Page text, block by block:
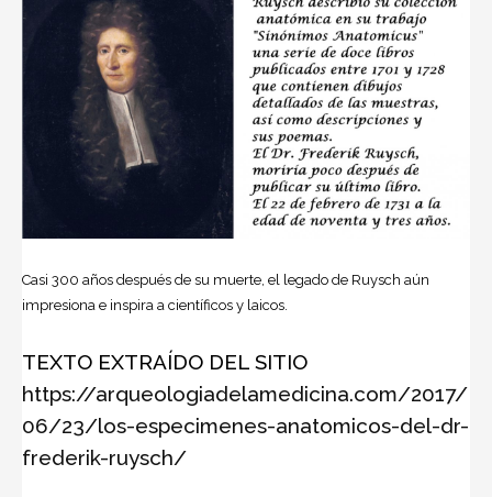
Casi 300 años después de su muerte, el legado de Ruysch aún
impresiona e inspira a científicos y laicos.
TEXTO EXTRAÍDO DEL SITIO
https://arqueologiadelamedicina.com/2017/
06/23/los-especimenes-anatomicos-del-dr-
frederik-ruysch/